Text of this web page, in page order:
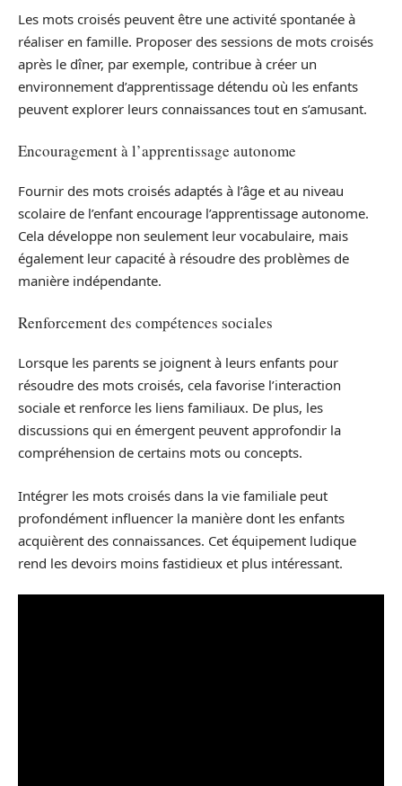
Les mots croisés peuvent être une activité spontanée à
réaliser en famille. Proposer des sessions de mots croisés
après le dîner, par exemple, contribue à créer un
environnement d’apprentissage détendu où les enfants
peuvent explorer leurs connaissances tout en s’amusant.
Encouragement à l’apprentissage autonome
Fournir des mots croisés adaptés à l’âge et au niveau
scolaire de l’enfant encourage l’apprentissage autonome.
Cela développe non seulement leur vocabulaire, mais
également leur capacité à résoudre des problèmes de
manière indépendante.
Renforcement des compétences sociales
Lorsque les parents se joignent à leurs enfants pour
résoudre des mots croisés, cela favorise l’interaction
sociale et renforce les liens familiaux. De plus, les
discussions qui en émergent peuvent approfondir la
compréhension de certains mots ou concepts.
Intégrer les mots croisés dans la vie familiale peut
profondément influencer la manière dont les enfants
acquièrent des connaissances. Cet équipement ludique
rend les devoirs moins fastidieux et plus intéressant.